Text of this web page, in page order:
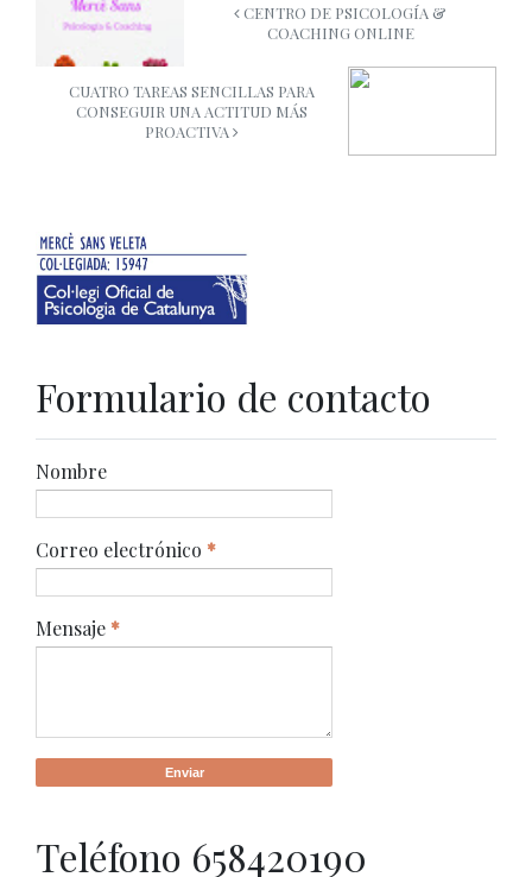
CENTRO DE PSICOLOGÍA &
COACHING ONLINE
CUATRO TAREAS SENCILLAS PARA
CONSEGUIR UNA ACTITUD MÁS
PROACTIVA
Formulario de contacto
Nombre
Correo electrónico *
Mensaje *
Teléfono 658420190